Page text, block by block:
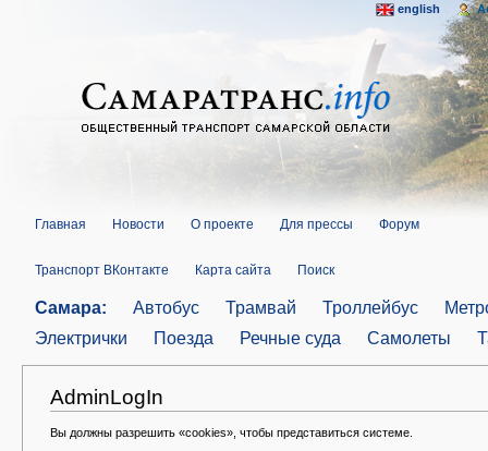
Главная Новости О проекте Для прессы Форум
Транспорт ВКонтакте Карта сайта Поиск
Самара: Автобус Трамвай Троллейбус
Электрички
Поезда Речные суда Самолеты
AdminLogIn
Вы должны разрешить «cookies», чтобы представиться системе.
english